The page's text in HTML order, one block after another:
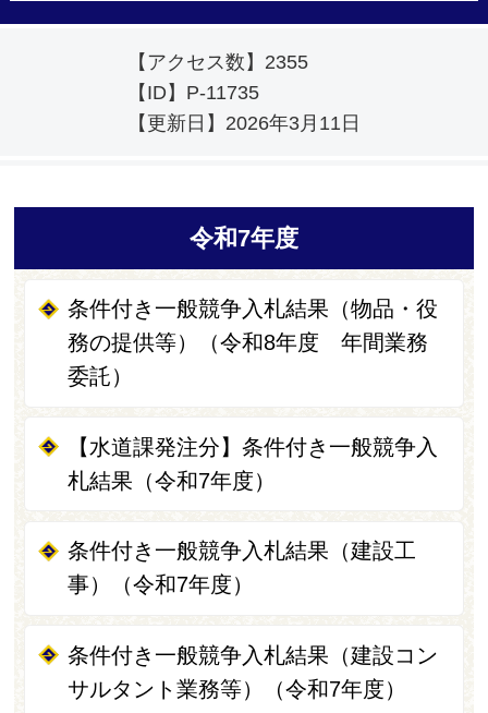
【アクセス数】 2355
【ID】 P-11735
【更新日】 2026年3月11日
令和7年度
条件付き一般競争入札結果（物品・役
務の提供等）（令和8年度 年間業務
委託）
【水道課発注分】条件付き一般競争入
札結果（令和7年度）
条件付き一般競争入札結果（建設工
事）（令和7年度）
条件付き一般競争入札結果（建設コン
サルタント業務等）（令和7年度）